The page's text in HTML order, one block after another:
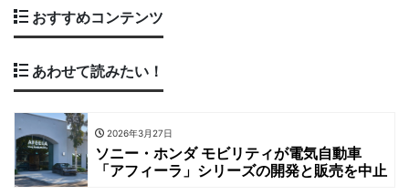
おすすめコンテンツ
あわせて読みたい！
2026年3月27日
ソニー・ホンダ モビリティが電気自動車
「アフィーラ」シリーズの開発と販売を中止